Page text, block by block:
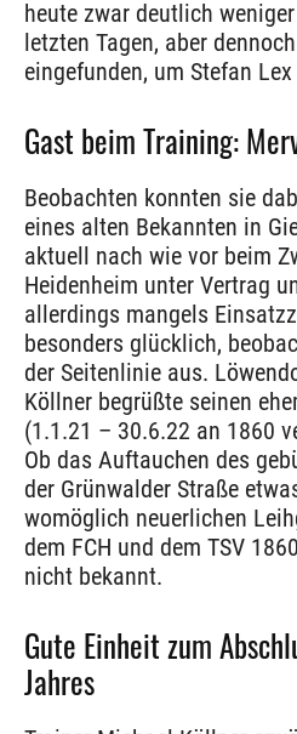
heute zwar deutlich
letzten Tagen, aber
eingefunden, um Stefan
Gast beim Training:
Beobachten konnten sie
eines alten Bekannten in
aktuell nach wie vor beim
Heidenheim unter Vertrag
allerdings mangels
besonders glücklich,
der Seitenlinie aus.
Köllner begrüßte seinen
(1.1.21 – 30.6.22 an 1860
Ob das Auftauchen des
der Grünwalder Straße
womöglich neuerlichen
dem FCH und dem TSV
nicht bekannt.
Gute Einheit zum
Jahres